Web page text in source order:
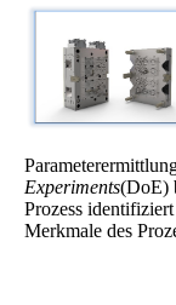
Experiments(DoE)
Prozess
Merkmale des